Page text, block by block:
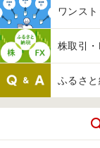
ワンス
株取引
ふるさ